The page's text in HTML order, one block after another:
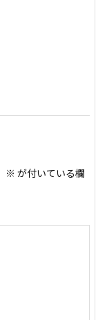
※ が付いている欄